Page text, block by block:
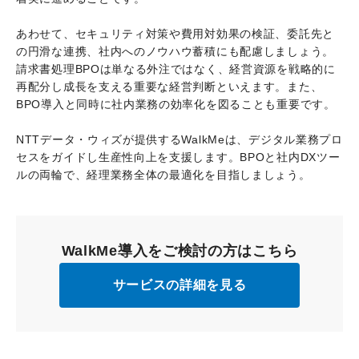
あわせて、セキュリティ対策や費用対効果の検証、委託先と
の円滑な連携、社内へのノウハウ蓄積にも配慮しましょう。
請求書処理BPOは単なる外注ではなく、経営資源を戦略的に
再配分し成長を支える重要な経営判断といえます。また、
BPO導入と同時に社内業務の効率化を図ることも重要です。
NTTデータ・ウィズが提供するWalkMeは、デジタル業務プロ
セスをガイドし生産性向上を支援します。BPOと社内DXツー
ルの両輪で、経理業務全体の最適化を目指しましょう。
WalkMe導入をご検討の方はこちら
サービスの詳細を見る